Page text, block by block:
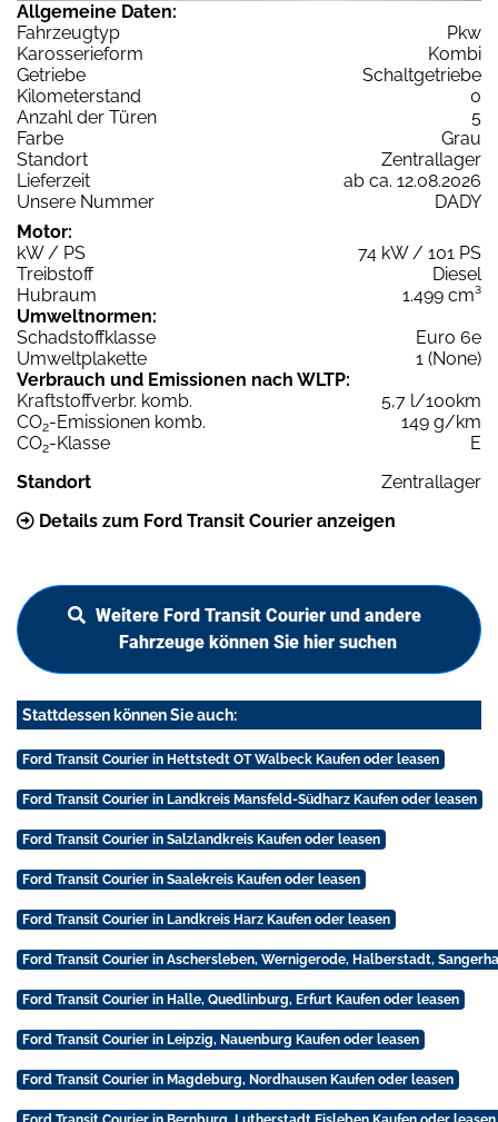
Allgemeine Daten:
Fahrzeugtyp
Pkw
Karosserieform
Kombi
Getriebe
Schaltgetriebe
Kilometerstand
0
Anzahl der Türen
5
Farbe
Grau
Standort
Zentrallager
Lieferzeit
ab ca. 12.08.2026
Unsere Nummer
DADY
Motor:
kW / PS
74 kW / 101 PS
Treibstoff
Diesel
Hubraum
1.499 cm³
Umweltnormen:
Schadstoffklasse
Euro 6e
Umweltplakette
1 (None)
Verbrauch und Emissionen nach WLTP:
Kraftstoffverbr. komb.
5,7 l/100km
CO2-Emissionen komb.
149 g/km
CO2-Klasse
E
Standort
Zentrallager
Details zum Ford Transit Courier anzeigen
Weitere Ford Transit Courier und andere
Fahrzeuge können Sie hier suchen
Stattdessen können Sie auch:
Ford Transit Courier in Hettstedt OT Walbeck Kaufen oder leasen
Ford Transit Courier in Landkreis Mansfeld-Südharz Kaufen oder leasen
Ford Transit Courier in Salzlandkreis Kaufen oder leasen
Ford Transit Courier in Saalekreis Kaufen oder leasen
Ford Transit Courier in Landkreis Harz Kaufen oder leasen
Ford Transit Courier in Aschersleben, Wernigerode, Halberstadt,
Ford Transit Courier in Halle, Quedlinburg, Erfurt Kaufen oder leasen
Ford Transit Courier in Leipzig, Nauenburg Kaufen oder leasen
Ford Transit Courier in Magdeburg, Nordhausen Kaufen oder leasen